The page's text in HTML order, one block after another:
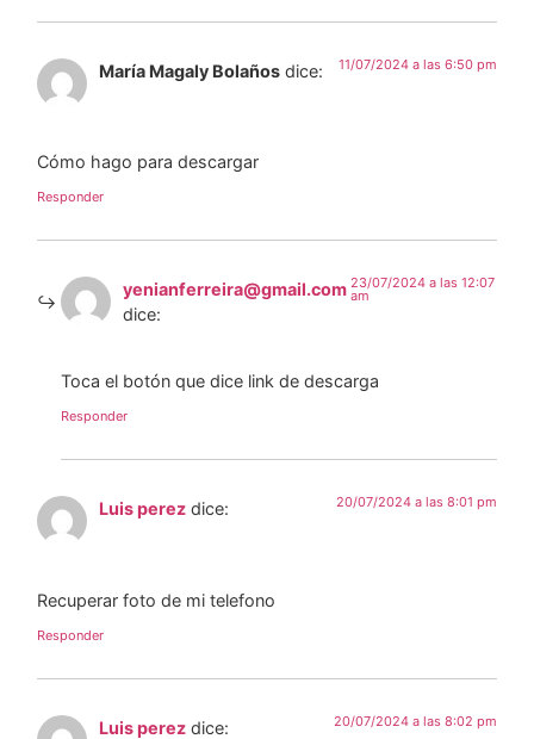
María Magaly Bolaños dice: 11/07/2024 a las 6:50 pm
Cómo hago para descargar
Responder
yenianferreira@gmail.com
dice:
23/07/2024 a las 12:07
am
Toca el botón que dice link de descarga
Responder
Luis perez dice: 20/07/2024 a las 8:01 pm
Recuperar foto de mi telefono
Responder
Luis perez dice: 20/07/2024 a las 8:02 pm